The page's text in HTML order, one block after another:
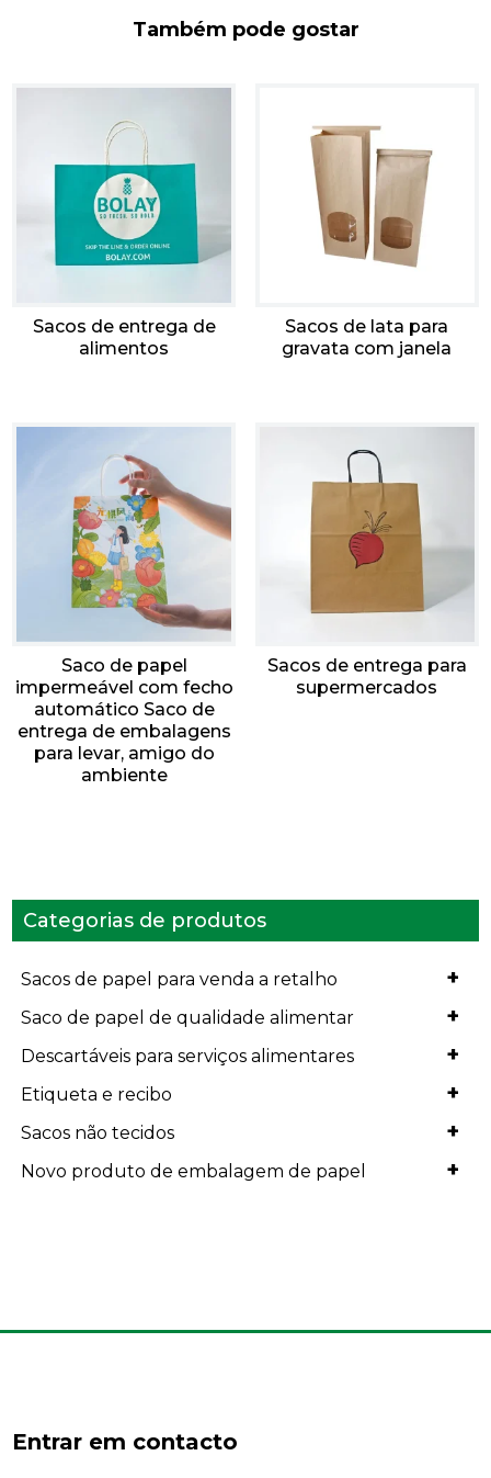
Também pode gostar
Sacos de entrega de
alimentos
Sacos de lata para
gravata com janela
Saco de papel
impermeável com fecho
automático Saco de
entrega de embalagens
para levar, amigo do
ambiente
Sacos de entrega para
supermercados
Categorias de produtos
+
Sacos de papel para venda a retalho
+
Saco de papel de qualidade alimentar
+
Descartáveis para serviços alimentares
+
Etiqueta e recibo
+
Sacos não tecidos
+
Novo produto de embalagem de papel
Entrar em contacto